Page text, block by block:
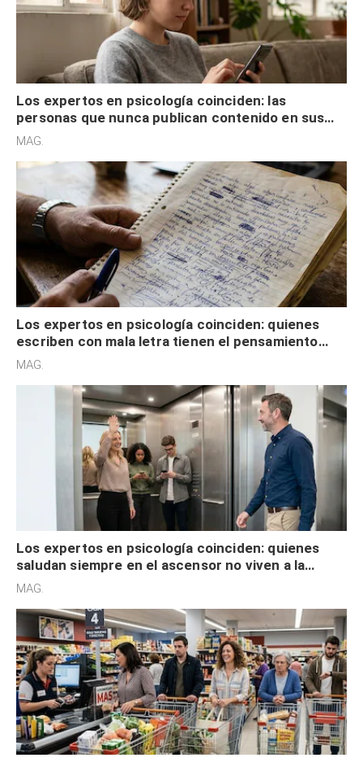
Los expertos en psicología coinciden: las
personas que nunca publican contenido en sus
redes sociales no pretenden buscar validación
MAG.
Los expertos en psicología coinciden: quienes
escriben con mala letra tienen el pensamiento
acelerado y no lo hacen por desinterés
MAG.
Los expertos en psicología coinciden: quienes
saludan siempre en el ascensor no viven a la
defensiva y tienen apertura social
MAG.